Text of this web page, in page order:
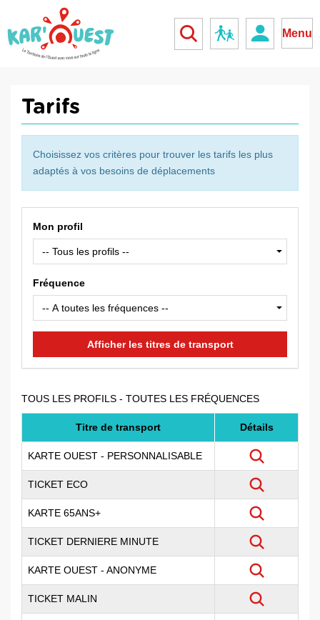
Menu
Réseau scolaire
Tarifs
Choisissez vos critères pour trouver les tarifs les plus
adaptés à vos besoins de déplacements
Mon profil
Fréquence
Afficher les titres de transport
TOUS LES PROFILS - TOUTES LES FRÉQUENCES
Titre de transport Détails
KARTE OUEST - PERSONNALISABLE
Voir détail
TICKET ECO
Voir détail
KARTE 65ANS+
Voir détail
TICKET DERNIERE MINUTE
Voir détail
KARTE OUEST - ANONYME
Voir détail
TICKET MALIN
Voir détail